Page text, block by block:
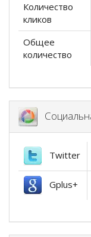
Количество
кликов
Общее
количество
Twitter
Gplus+